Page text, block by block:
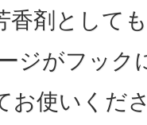
香剤として
ジがフック
お使いくだ